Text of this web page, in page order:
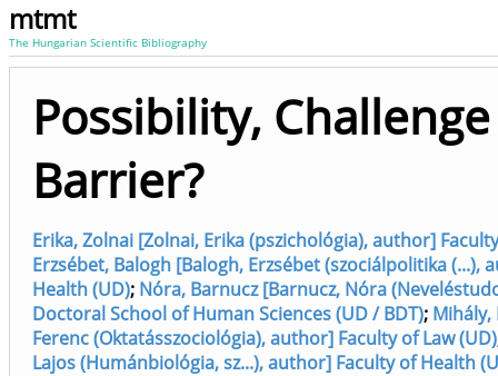
mtmt
The Hungarian Scientific Bibliography
Possibility,
Barrier?
Erika, Zolnai [Zolnai, Erika (pszichológia), author]
Erzsébet, Balogh [Balogh, Erzsébet (szociálpolitika (...),
Health (UD); Nóra, Barnucz [Barnucz, Nóra
Doctoral School of Human Sciences (UD / BDT); Mihály,
Ferenc (Oktatásszociológia), author] Faculty of Law (UD)
Lajos (Humánbiológia, sz...), author] Faculty of Health